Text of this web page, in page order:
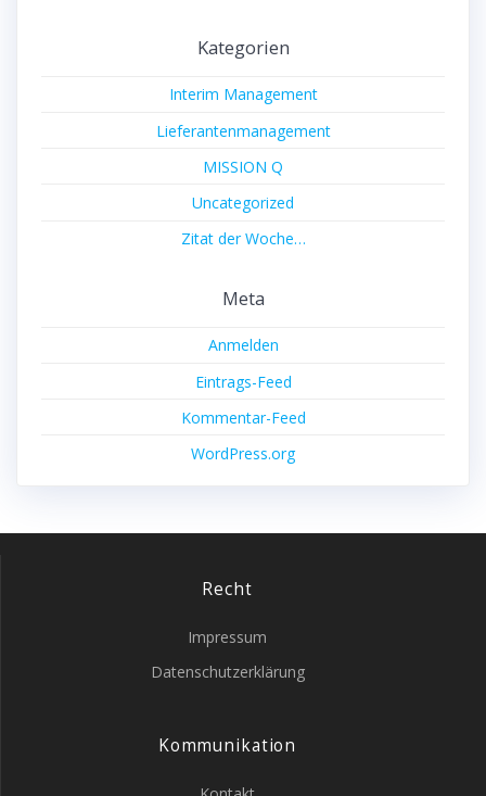
Kategorien
Interim Management
Lieferantenmanagement
MISSION Q
Uncategorized
Zitat der Woche…
Meta
Anmelden
Eintrags-Feed
Kommentar-Feed
WordPress.org
Recht
Impressum
Datenschutzerklärung
Kommunikation